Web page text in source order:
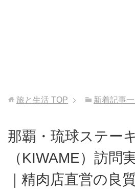
旅と生活 TOP 新着記事
那覇・琉球ステー
（KIWAME）訪問
｜精肉店直営の良